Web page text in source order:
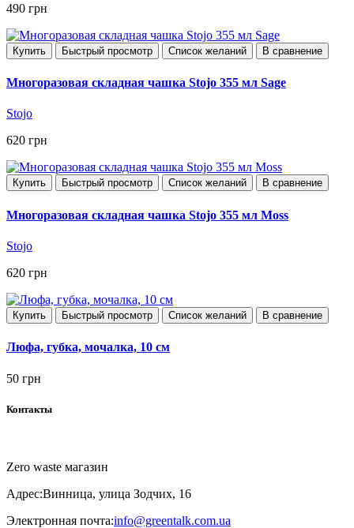
490 грн
Купить Быстрый просмотр Список желаний В сравнение
Многоразовая складная чашка Stojo 355 мл Sage
Stojo
620 грн
Купить Быстрый просмотр Список желаний В сравнение
Многоразовая складная чашка Stojo 355 мл Moss
Stojo
620 грн
Купить Быстрый просмотр Список желаний В сравнение
Люфа, губка, мочалка, 10 см
50 грн
Контакты
Zero waste магазин
Адрес:Винница, улица Зодчих, 16
Электронная почта:info@greentalk.com.ua